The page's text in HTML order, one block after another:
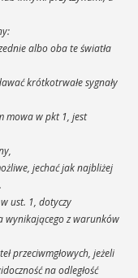
albo oba te światła
krótkotrwałe sygnały
mowa w pkt 1, jest
jechać jak najbliżej
ust. 1, dotyczy
wynikającego z warunków
przeciwmgłowych, jeżeli
na odległość